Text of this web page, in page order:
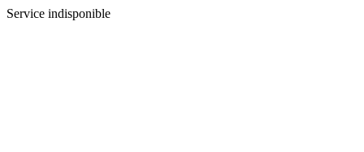
Service indisponible